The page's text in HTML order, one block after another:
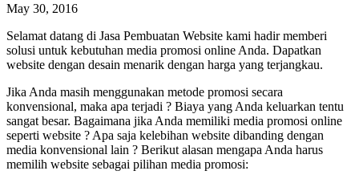
May 30, 2016
Selamat datang di Jasa Pembuatan Website kami hadir memberi
solusi untuk kebutuhan media promosi online Anda. Dapatkan
website dengan desain menarik dengan harga yang terjangkau.
Jika Anda masih menggunakan metode promosi secara
konvensional, maka apa terjadi ? Biaya yang Anda keluarkan tentu
sangat besar. Bagaimana jika Anda memiliki media promosi online
seperti website ? Apa saja kelebihan website dibanding dengan
media konvensional lain ? Berikut alasan mengapa Anda harus
memilih website sebagai pilihan media promosi: